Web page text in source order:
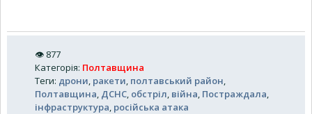
👁 877
Категорія: Полтавщина
Теги: дрони ракети полтавський район
Полтавщина ДСНС обстріл війна Постраждала
інфраструктура російська атака